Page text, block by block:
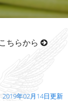
ちらから
2019年02月14日更新